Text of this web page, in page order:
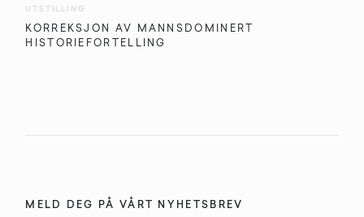
UTSTILLING
KORREKSJON AV MANNSDOMINERT
HISTORIEFORTELLING
MELD DEG PÅ VÅRT NYHETSBREV